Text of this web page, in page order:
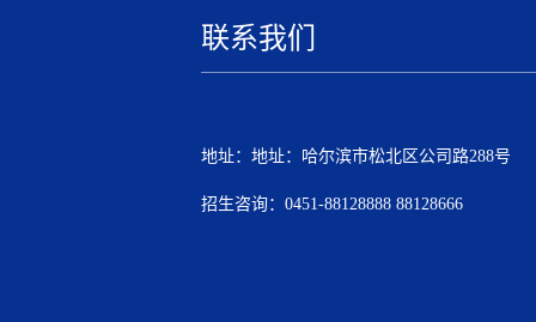
联系我们
地址：地址：哈尔滨市松北区公司路288号
招生咨询：0451-88128888 88128666